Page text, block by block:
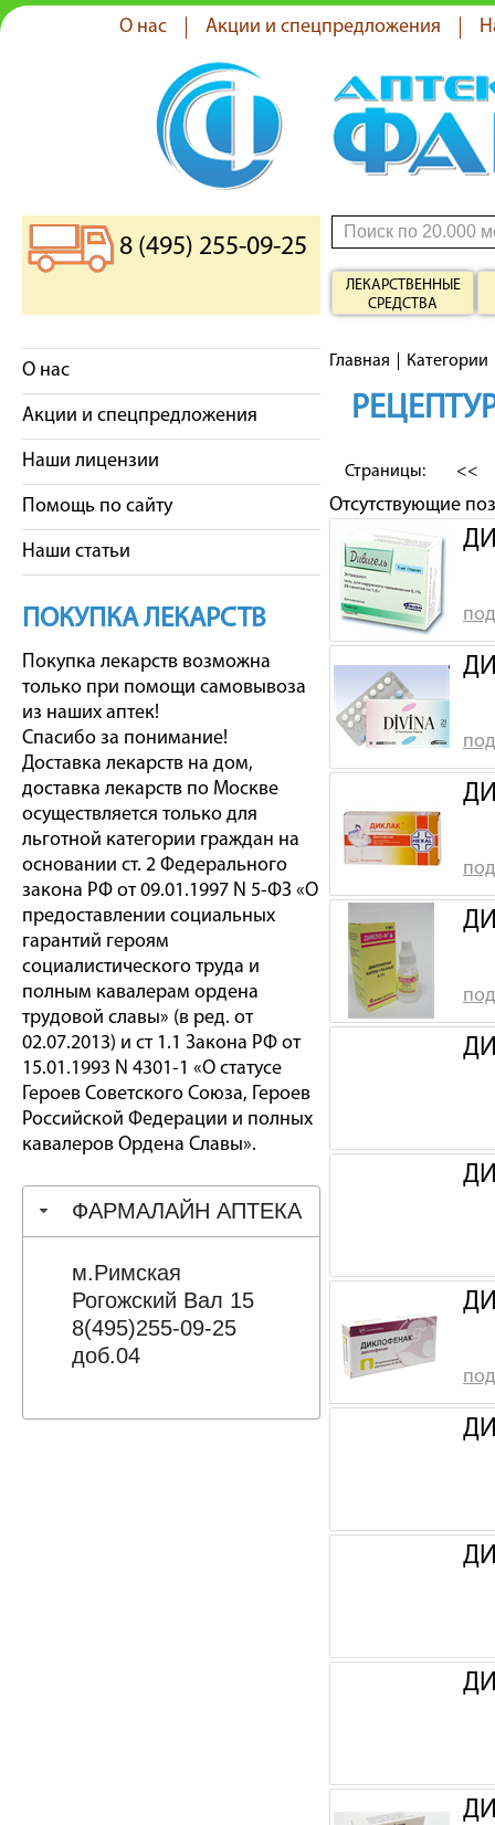
О нас Акции и спецпредложения
8 (495) 255-09-25
ЛЕКАРСТВЕННЫЕ
СРЕДСТВА
О нас
Акции и спецпредложения
Наши лицензии
Помощь по сайту
Наши статьи
ПОКУПКА ЛЕКАРСТВ
Покупка лекарств возможна
только при помощи самовывоза
из наших аптек!
Спасибо за понимание!
Доставка лекарств на дом,
доставка лекарств по Москве
осуществляется только для
льготной категории граждан на
основании ст. 2 Федерального
закона РФ от 09.01.1997 N 5-ФЗ «О
предоставлении социальных
гарантий героям
социалистического труда и
полным кавалерам ордена
трудовой славы» (в ред. от
02.07.2013) и ст 1.1 Закона РФ от
15.01.1993 N 4301-1 «О статусе
Героев Советского Союза, Героев
Российской Федерации и полных
кавалеров Ордена Славы».
ФАРМАЛАЙН АПТЕКА
м.Римская
Рогожский Вал 15
8(495)255-09-25
доб.04
Главная Категории
Страницы: <<
Отсутствующие